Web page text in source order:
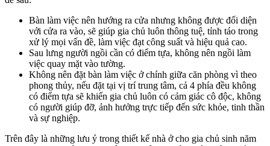
Bàn làm việc nên hướng ra cửa nhưng không được đối diện
với cửa ra vào, sẽ giúp gia chủ luôn thông tuệ, tỉnh táo trong
xử lý mọi vấn đề, làm việc đạt công suất và hiệu quả cao.
Sau lưng người ngồi cần có điểm tựa, không nên ngồi làm
việc quay mặt vào tường.
Không nên đặt bàn làm việc ở chính giữa căn phòng vì theo
phong thủy, nếu đặt tại vị trí trung tâm, cả 4 phía đều không
có điểm tựa sẽ khiến gia chủ luôn có cảm giác cô độc, không
có người giúp đỡ, ảnh hưởng trực tiếp đến sức khỏe, tinh thần
và sự nghiệp.
Trên đây là những lưu ý trong thiết kế nhà ở cho gia chủ sinh năm